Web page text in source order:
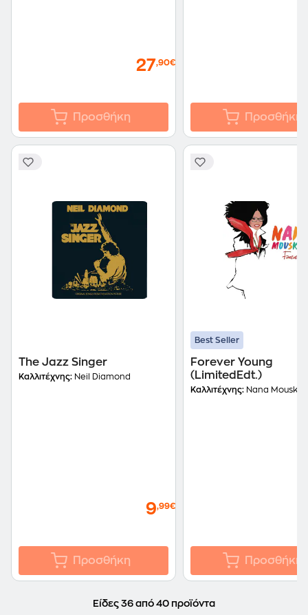
27,90€
Προσθήκη Προσθήκη
The Jazz Singer
Καλλιτέχνης: Neil Diamond
9,99€
Προσθήκη
Best Seller
Forever Young
(LimitedEdt.)
Καλλιτέχνης: Nana
Προσθήκη
Είδες 36 από 40 προϊόντα